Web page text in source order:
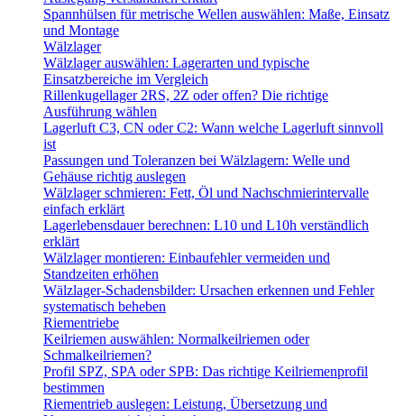
Spannhülsen für metrische Wellen auswählen: Maße, Einsatz
und Montage
Wälzlager
Wälzlager auswählen: Lagerarten und typische
Einsatzbereiche im Vergleich
Rillenkugellager 2RS, 2Z oder offen? Die richtige
Ausführung wählen
Lagerluft C3, CN oder C2: Wann welche Lagerluft sinnvoll
ist
Passungen und Toleranzen bei Wälzlagern: Welle und
Gehäuse richtig auslegen
Wälzlager schmieren: Fett, Öl und Nachschmierintervalle
einfach erklärt
Lagerlebensdauer berechnen: L10 und L10h verständlich
erklärt
Wälzlager montieren: Einbaufehler vermeiden und
Standzeiten erhöhen
Wälzlager-Schadensbilder: Ursachen erkennen und Fehler
systematisch beheben
Riementriebe
Keilriemen auswählen: Normalkeilriemen oder
Schmalkeilriemen?
Profil SPZ, SPA oder SPB: Das richtige Keilriemenprofil
bestimmen
Riementrieb auslegen: Leistung, Übersetzung und